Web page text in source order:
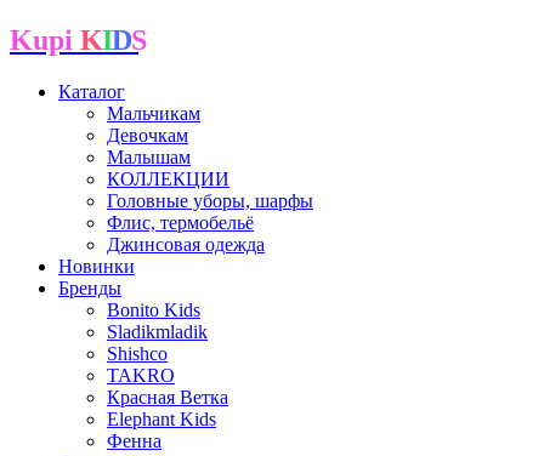
Kupi K I D S
Каталог
Мальчикам
Девочкам
Малышам
КОЛЛЕКЦИИ
Головные уборы, шарфы
Флис, термобельё
Джинсовая одежда
Новинки
Бренды
Bonito Kids
Sladikmladik
Shishco
TAKRO
Красная Ветка
Elephant Kids
Фенна